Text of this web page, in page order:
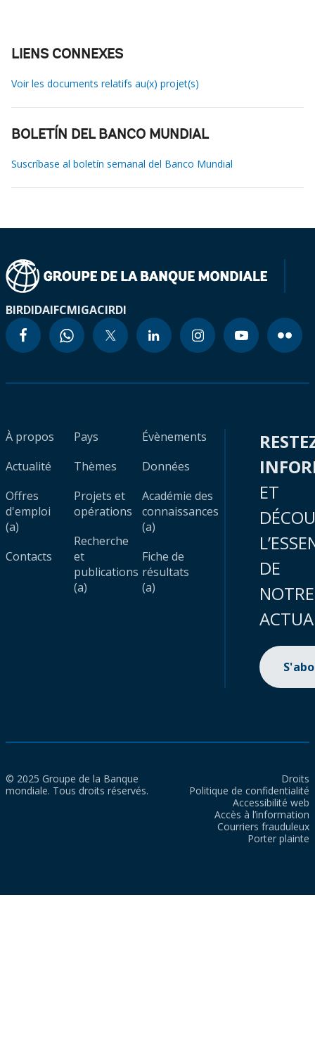
LIENS CONNEXES
Voir les documents relatifs au(x) projet(s)
BOLETÍN DEL BANCO MUNDIAL
Suscríbase al boletín semanal del Banco Mundial
BIRDIDAIFCMIGACIRDI
À propos
Actualité
Offres
d'emploi
(a)
Contacts
Pays
Thèmes
Projets et
opérations
Recherche
et
publications
(a)
Évènements
Données
Académie des
connaissances
(a)
Fiche de
résultats
(a)
ET
DE
NOTRE
© 2025 Groupe de la Banque
mondiale. Tous droits réservés.
Droits
Politique de confidentialité
Accessibilité web
Accès à l’information
Courriers frauduleux
Porter plainte